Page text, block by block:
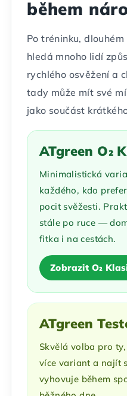
během
Po tréninku,
hledá mnoho lidí
rychlého osvěžení a
tady může mít své
jako součást
ATgreen O₂
Minimalistická
každého, kdo
pocit svěžesti.
stále po ruce —
fitka i na cestách.
Zobrazit O₂
ATgreen
Skvělá volba pro
více variant a najít
vyhovuje během